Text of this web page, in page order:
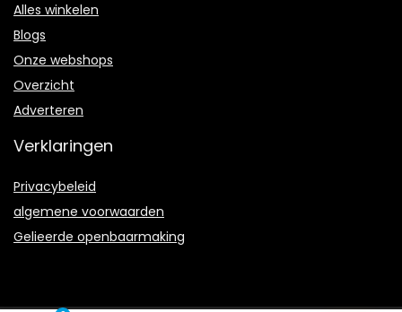
Alles winkelen
Blogs
Onze webshops
Overzicht
Adverteren
Verklaringen
Privacybeleid
algemene voorwaarden
Gelieerde openbaarmaking